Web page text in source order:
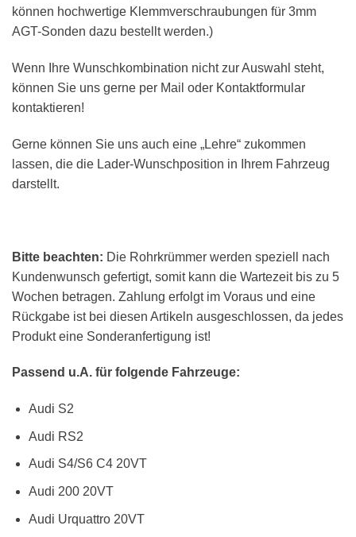
können hochwertige Klemmverschraubungen für 3mm
AGT-Sonden dazu bestellt werden.)
Wenn Ihre Wunschkombination nicht zur Auswahl steht,
können Sie uns gerne per Mail oder Kontaktformular
kontaktieren!
Gerne können Sie uns auch eine „Lehre“ zukommen
lassen, die die Lader-Wunschposition in Ihrem Fahrzeug
darstellt.
Bitte beachten: Die Rohrkrümmer werden speziell nach
Kundenwunsch gefertigt, somit kann die Wartezeit bis zu 5
Wochen betragen. Zahlung erfolgt im Voraus und eine
Rückgabe ist bei diesen Artikeln ausgeschlossen, da jedes
Produkt eine Sonderanfertigung ist!
Passend u.A. für folgende Fahrzeuge:
Audi S2
Audi RS2
Audi S4/S6 C4 20VT
Audi 200 20VT
Audi Urquattro 20VT